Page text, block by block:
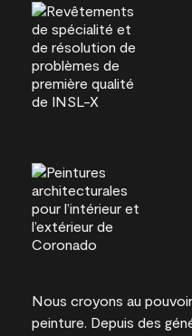
Nous croyons au
peinture. Depuis des